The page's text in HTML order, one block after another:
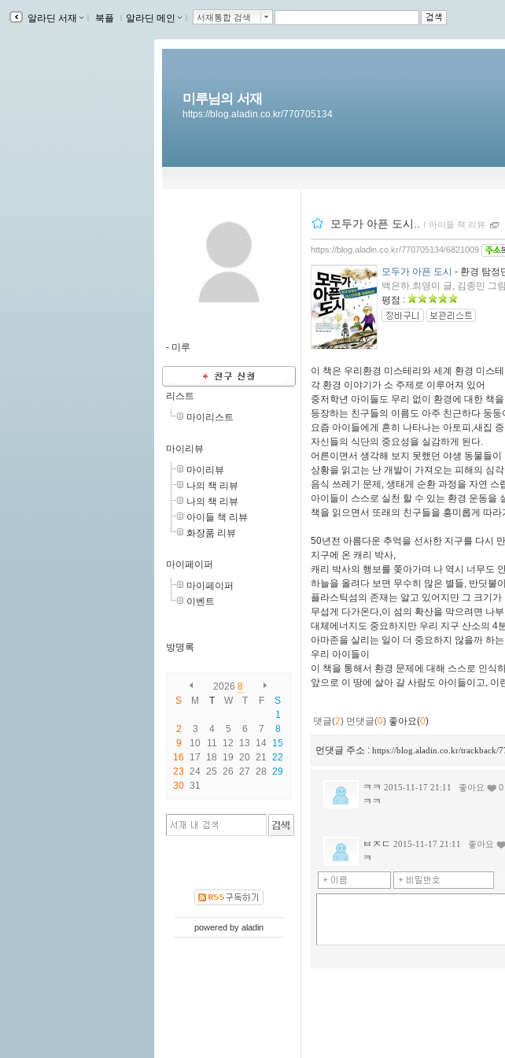
알라딘 서재 ｌ 북플 ｌ 알라딘 메인 ｌ 서재통합 검색
미루님의 서재
https://blog.aladin.co.kr/770705134
- 미루
리스트
마이리스트
마이리뷰
마이리뷰
나의 책 리뷰
나의 책 리뷰
아이들 책 리뷰
화장품 리뷰
마이페이퍼
마이페이퍼
이벤트
방명록
2026 8
S
M T W T F
S
1
2
3 4 5 6 7
8
9
10 11 12 13 14 15
16
17 18 19 20 21 22
23 24 25 26 27 28 29
30 31
powered by aladin
모두가 아픈 도시.. ｌ 아이들 책 리뷰
https://blog.aladin.co.kr/770705134/6821009
모두가 아픈 도시 - 환경 탐정
백은하.최영미 글, 김종민 그
평점 :
이 책은 우리환경 미스테리와 세계 환경 미스
각 환경 이야기가 소 주제로 이루어져 있어
중저학년 아이들도 무리 없이 환경에 대한 책
등장하는 친구들의 이름도 아주 친근하다 둥둥
요즘 아이들에게 흔히 나타나는 아토피,새집
자신들의 식단의 중요성을 실감하게 된다.
어른이면서 생각해 보지 못했던 야생 동물들
상황을 읽고는 난 개발이 가져오는 피해의 심
음식 쓰레기 문제, 생태게 순환 과정을 자연 스
아이들이 스스로 실천 할 수 있는 환경 운동을
책을 읽으면서 또래의 친구들을 흥미롭게 따
50년전 아름다운 추억을 선사한 지구를 다시
지구에 온 캐리 박사,
캐리 박사의 행보를 쫒아가며 나 역시 너무도
하늘을 올려다 보면 무수히 많은 별들, 반딧불
플라스틱섬의 존재는 알고 있어지만 그 크기
무섭게 다가온다,이 섬의 확산을 막으려면 나
대체에너지도 중요하지만 우리 지구 산소의 4
아마존을 살리는 일이 더 중요하지 않을까 하
우리 아이들이
이 책을 통해서 환경 문제에 대해 스스로 인식
앞으로 이 땅에 살아 갈 사람도 아이들이고,
댓글(2) 먼댓글(0) 좋아요(0)
먼댓글 주소 : https://blog.aladin.co.kr/trackback/
ㅋㅋ 2015-11-17 21:11 좋아요 0
ㅋㅋ
ㅂㅈㄷ 2015-11-17 21:11 좋아요
ㅋ